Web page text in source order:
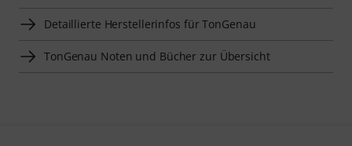
Detaillierte Herstellerinfos für TonGenau
TonGenau Noten und Bücher zur Übersicht